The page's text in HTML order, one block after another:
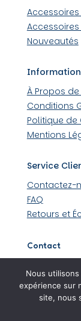
Nouveautés
À Propos de
Conditions
Politique
Mentions
Service
Contactez-
FAQ
Retours et
Contact
06 45 48 36
Nous
expérience sur
site, nous